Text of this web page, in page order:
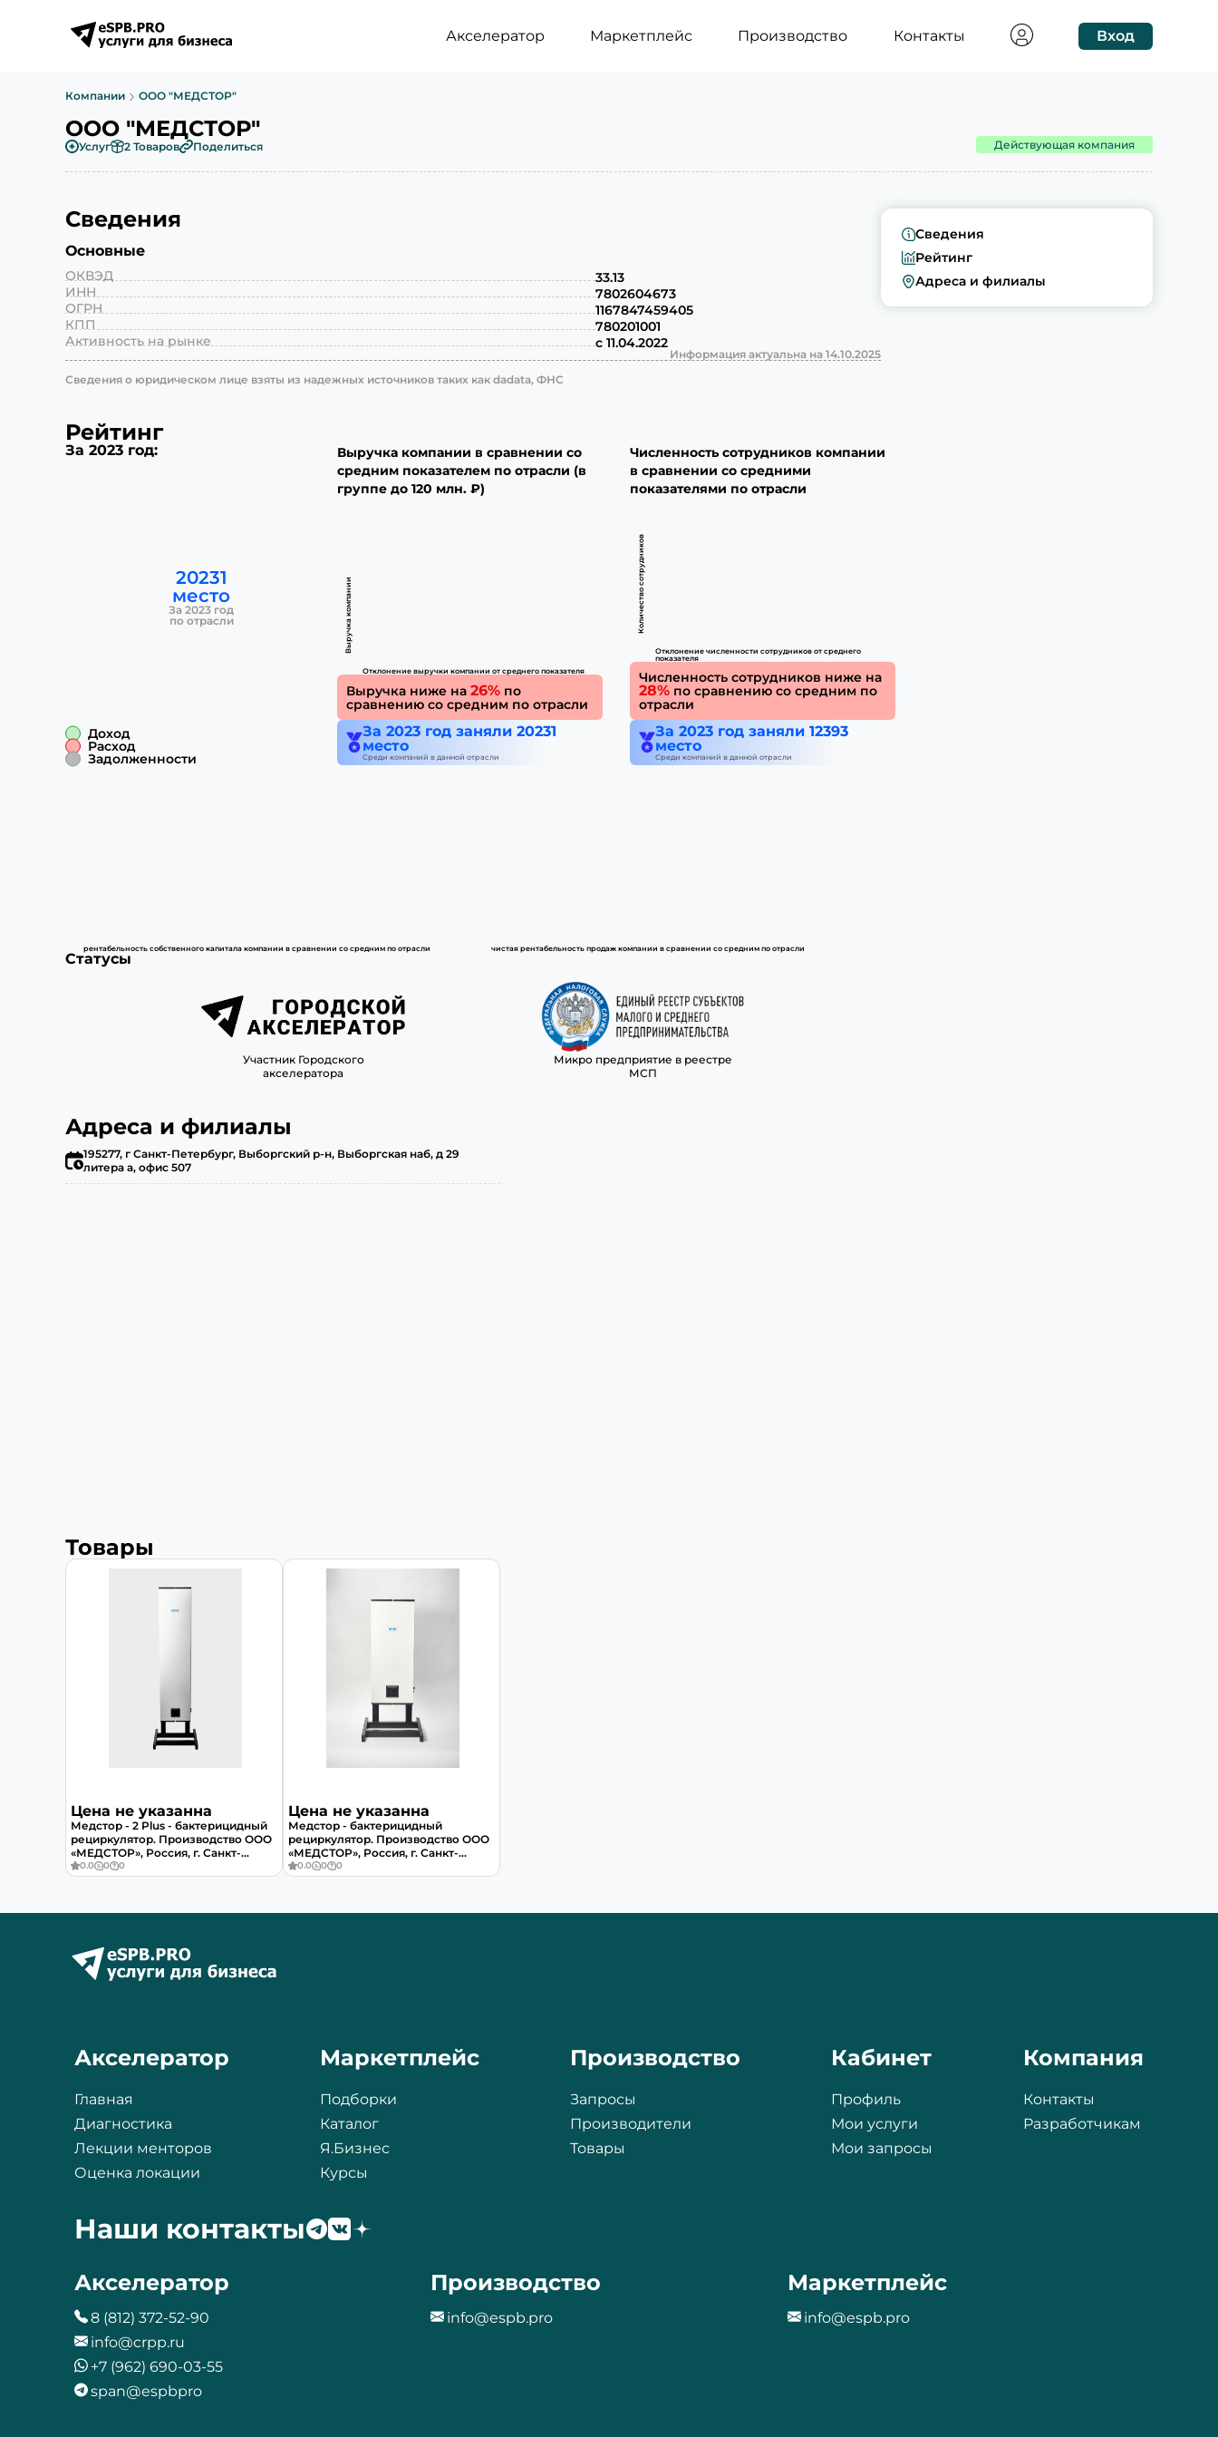
Акселератор Маркетплейс Производство Контакты Вход
Компании ООО "МЕДСТОР"
ООО "МЕДСТОР"
Услуг 2 Товаров Поделиться Действующая компания
Сведения
Основные
ОКВЭД
33.13
ИНН
7802604673
ОГРН
1167847459405
КПП
780201001
Активность на рынке
с 11.04.2022
Информация актуальна на 14.10.2025
Сведения о юридическом лице взяты из надежных источников таких как dadata, ФНС
Рейтинг
За 2023 год:
20231
место
За 2023 год
по отрасли
Доход
Расход
Задолженности
Выручка компании в сравнении со
средним показателем по отрасли (в
группе до 120 млн. ₽)
Выручка компании
Отклонение выручки компании от среднего показателя
Выручка ниже на 26% по
сравнению со средним по отрасли
За 2023 год заняли 20231
место
Среди компаний в данной отрасли
Численность сотрудников компании
в сравнении со средними
показателями по отрасли
Количество сотрудников
Отклонение численности сотрудников от среднего
показателя
Численность сотрудников ниже на
28% по сравнению со средним по
отрасли
За 2023 год заняли 12393
место
Среди компаний в данной отрасли
рентабельность собственного капитала компании в сравнении со средним по отрасли чистая рентабельность продаж компании в сравнении со средним по отрасли
Статусы
Участник Городского
акселератора
Микро предприятие в реестре
МСП
Сведения
Рейтинг
Адреса и филиалы
Адреса и филиалы
195277, г Санкт-Петербург, Выборгский р-н, Выборгская наб, д 29
литера а, офис 507
Товары
Цена не указанна
Медстор - 2 Plus - бактерицидный
рециркулятор. Производство ООО
«МЕДСТОР», Россия, г. Санкт-
Петербург.
0.0 0 0
Цена не указанна
Медстор - бактерицидный
рециркулятор. Производство ООО
«МЕДСТОР», Россия, г. Санкт-
Петербург.
0.0 0 0
Акселератор
Главная
Диагностика
Лекции менторов
Оценка локации
Маркетплейс
Подборки
Каталог
Я.Бизнес
Курсы
Производство
Запросы
Производители
Товары
Кабинет
Профиль
Мои услуги
Мои запросы
Компания
Контакты
Разработчикам
Наши контакты
Акселератор
8 (812) 372-52-90
info@crpp.ru
+7 (962) 690-03-55
span@espbpro
Производство
info@espb.pro
Маркетплейс
info@espb.pro